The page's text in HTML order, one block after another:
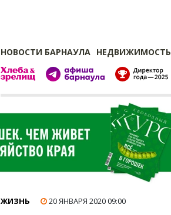
НОВОСТИ БАРНАУЛА НЕДВИЖИМОСТЬ
ЖИЗНЬ 20 ЯНВАРЯ 202009:00